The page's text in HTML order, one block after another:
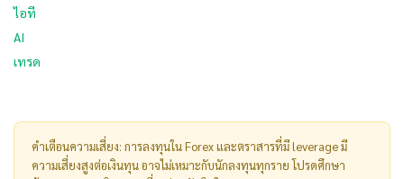
ไอที
AI
เทรด
คำเตือนความเสี่ยง: การลงทุนใน Forex และตราสารที่มี leverage มี
ความเสี่ยงสูงต่อเงินทุน อาจไม่เหมาะกับนักลงทุนทุกราย โปรดศึกษา